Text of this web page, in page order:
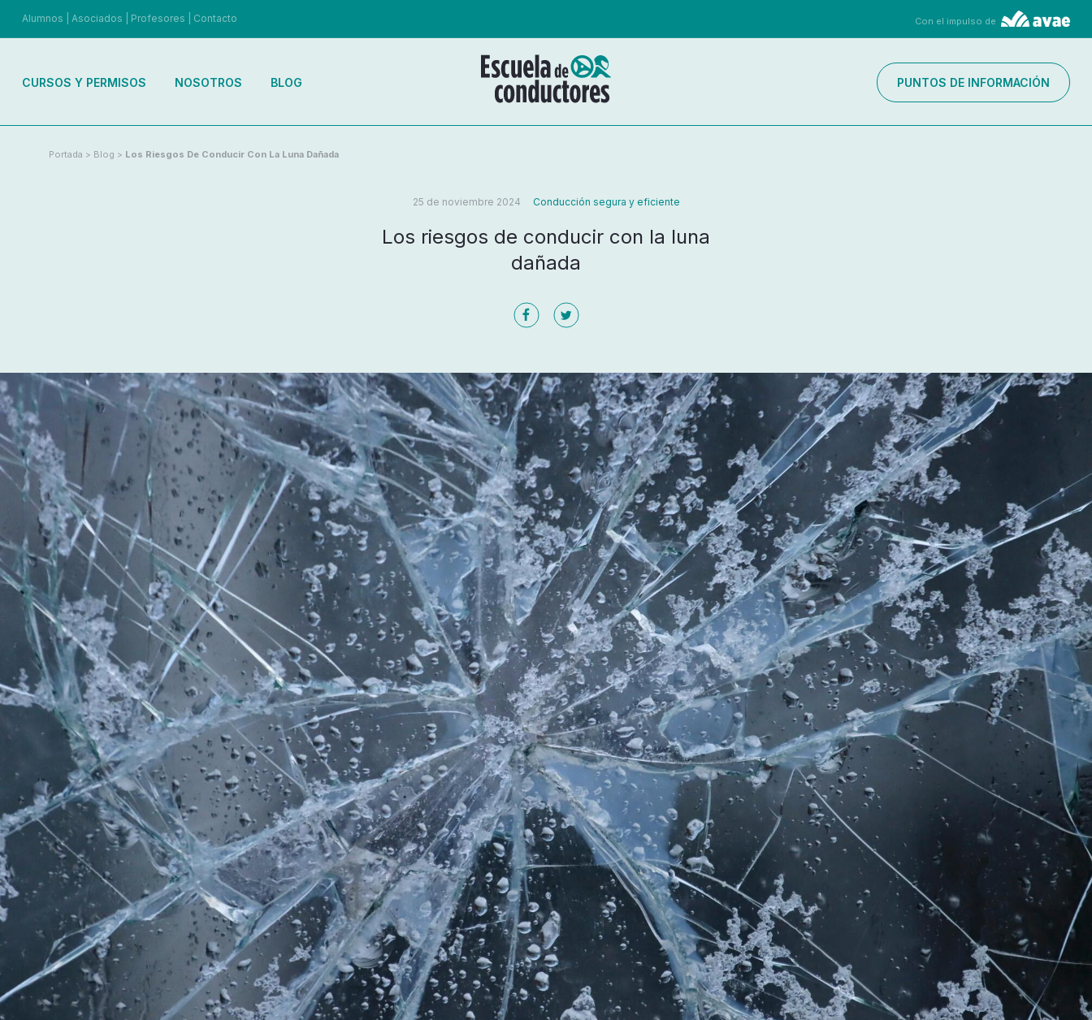
Alumnos Asociados Profesores Contacto Con el impulso de
CURSOS Y PERMISOS NOSOTROS BLOG PUNTOS DE INFORMACIÓN
Portada > Blog > Los Riesgos De Conducir Con La Luna Dañada
25 de noviembre 2024 Conducción segura y eficiente
Los riesgos de conducir con la luna
dañada